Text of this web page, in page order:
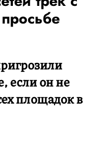
если он не
площадок в